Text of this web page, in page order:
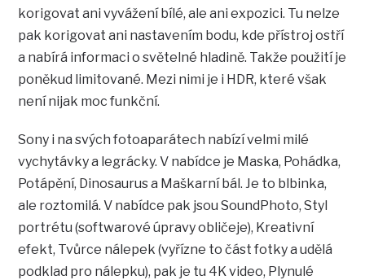
korigovat ani vyvážení bílé, ale ani expozici. Tu nelze
pak korigovat ani nastavením bodu, kde přístroj ostří
a nabírá informaci o světelné hladině. Takže použití je
poněkud limitované. Mezi nimi je i HDR, které však
není nijak moc funkční.
Sony i na svých fotoaparátech nabízí velmi milé
vychytávky a legrácky. V nabídce je Maska, Pohádka,
Potápění, Dinosaurus a Maškarní bál. Je to blbinka,
ale roztomilá. V nabídce pak jsou SoundPhoto, Styl
portrétu (softwarové úpravy obličeje), Kreativní
efekt, Tvůrce nálepek (vyřízne to část fotky a udělá
podklad pro nálepku), pak je tu 4K video, Plynulé